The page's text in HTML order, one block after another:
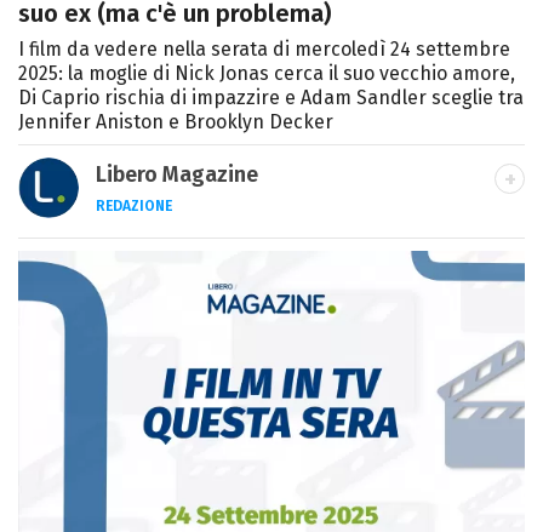
suo ex (ma c'è un problema)
I film da vedere nella serata di mercoledì 24 settembre
2025: la moglie di Nick Jonas cerca il suo vecchio amore,
Di Caprio rischia di impazzire e Adam Sandler sceglie tra
Jennifer Aniston e Brooklyn Decker
Libero Magazine
REDAZIONE
E-MAIL
INSTAGRAM FACEBOOK
Libero Magazine è il canale del portale
Libero.it dedicato al mondo della
televisione, dello spettacolo e del gossip.